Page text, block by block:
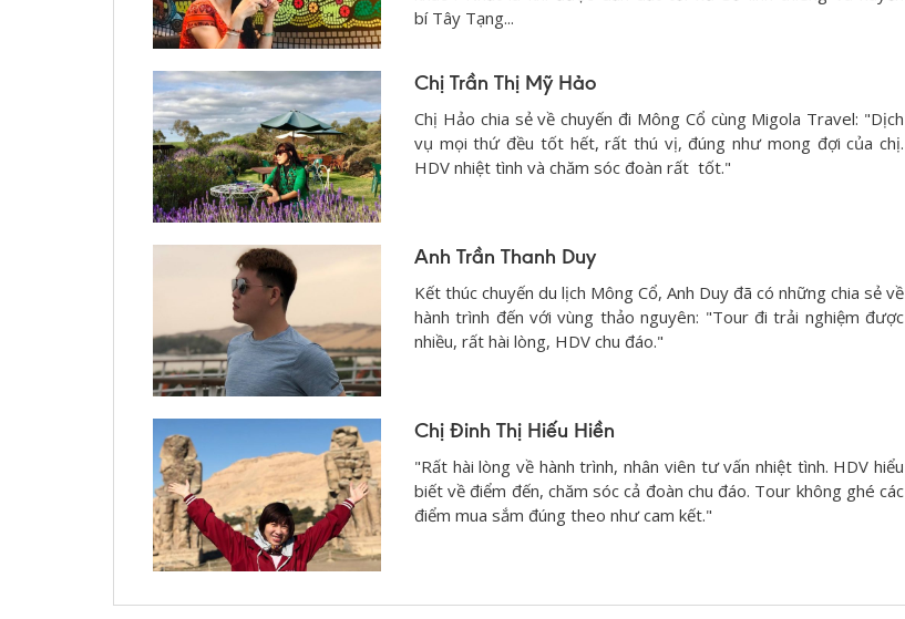
bí Tây Tạng...
Chị Trần Thị Mỹ Hảo
Chị Hảo chia sẻ về chuyến đi Mông Cổ cùng Migola Travel: "Dịch
vụ mọi thứ đều tốt hết, rất thú vị, đúng như mong đợi của chị.
HDV nhiệt tình và chăm sóc đoàn rất tốt."
Anh Trần Thanh Duy
Kết thúc chuyến du lịch Mông Cổ, Anh Duy đã có những chia sẻ về
hành trình đến với vùng thảo nguyên: "Tour đi trải nghiệm được
nhiều, rất hài lòng, HDV chu đáo."
Chị Đinh Thị Hiếu Hiền
"Rất hài lòng về hành trình, nhân viên tư vấn nhiệt tình. HDV hiểu
biết về điểm đến, chăm sóc cả đoàn chu đáo. Tour không ghé các
điểm mua sắm đúng theo như cam kết."